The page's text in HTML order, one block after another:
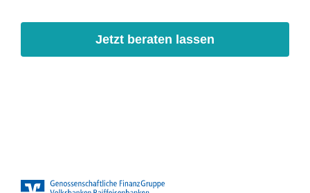
Jetzt beraten lassen